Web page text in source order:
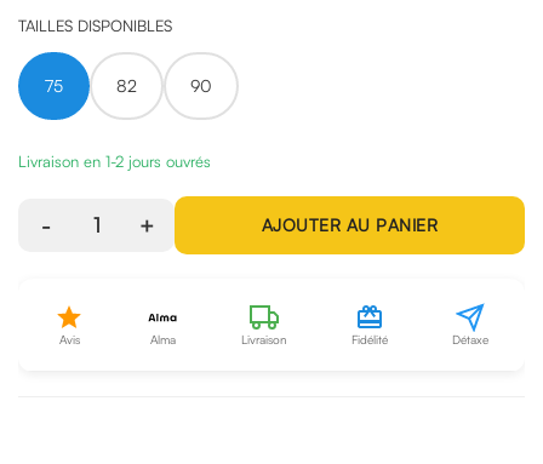
TAILLES DISPONIBLES
75 82 90
Livraison en 1-2 jours ouvrés
- 1 + AJOUTER AU PANIER
Avis Alma Livraison Fidélité Détaxe